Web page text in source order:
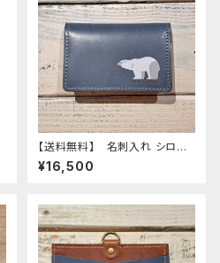
【送料無料】 名刺入れ シロク
マ 白熊 白くま しろくま ネ
イビー DarkBlue 栃木レザ
¥16,500